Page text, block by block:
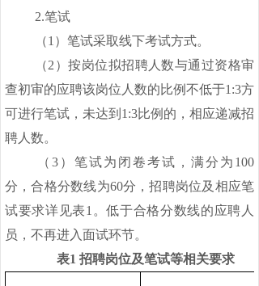
2.笔试
（1）笔试采取线下考试方式。
（2）按岗位拟招聘人数与通过资格审
查初审的应聘该岗位人数的比例不低于1:3方
可进行笔试，未达到1:3比例的，相应递减招
聘人数。
（ 3）笔试为闭卷考试，满分为100
分，合格分数线为60分，招聘岗位及相应笔
试要求详见表1。低于合格分数线的应聘人
员，不再进入面试环节。
表1 招聘岗位及笔试等相关要求